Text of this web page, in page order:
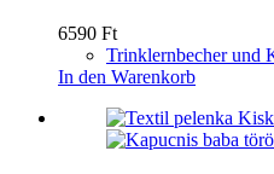
6590 Ft
Trinklernbecher und
In den Warenkorb